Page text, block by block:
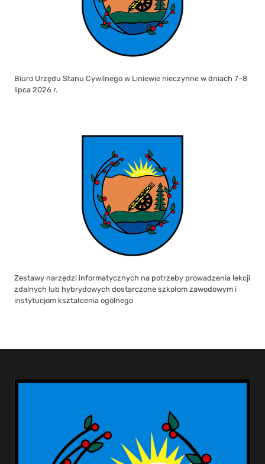
Biuro Urzędu Stanu Cywilnego w Liniewie nieczynne w dniach 7–8
lipca 2026 r.
Zestawy narzędzi informatycznych na potrzeby prowadzenia lekcji
zdalnych lub hybrydowych dostarczone szkołom zawodowym i
instytucjom kształcenia ogólnego